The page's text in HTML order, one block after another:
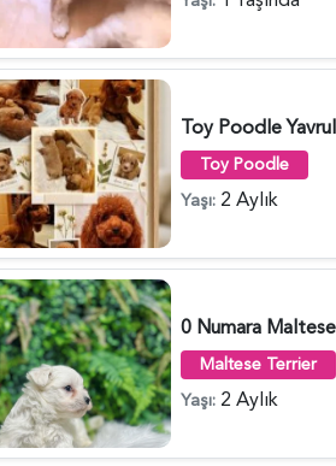
Toy Poodle
Yaşı: 2 Aylık
Maltese Terrier
Yaşı: 2 Aylık